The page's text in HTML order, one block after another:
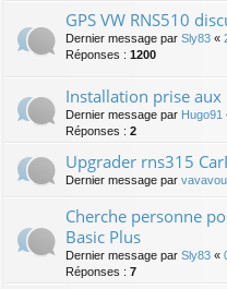
GPS VW RNS510
Dernier message par Sly83 «
Réponses : 1200
Installation prise aux
Dernier message par Hugo91
Réponses : 2
Upgrader rns315
Dernier message par
Cherche personne
Basic Plus
Dernier message par Sly83 «
Réponses : 7